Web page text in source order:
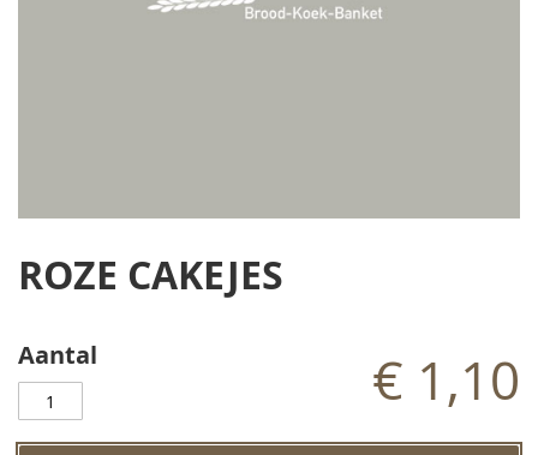
het
de
gallerij
ROZE CAKEJES
Aantal € 1,10